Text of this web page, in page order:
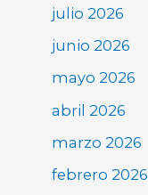
julio 2026
junio 2026
mayo 2026
abril 2026
marzo 2026
febrero 2026